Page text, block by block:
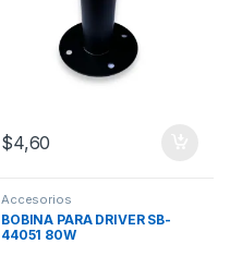
$4,60
Accesorios
BOBINA PARA DRIVER SB-
44051 80W